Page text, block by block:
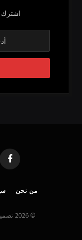
اشترك
من نحن
© 2026 تصميم وتنفيذ